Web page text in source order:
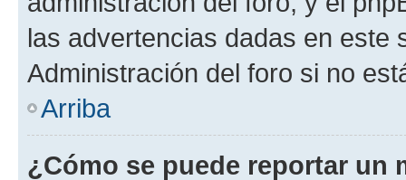
las advertencias dadas en este
Administración del foro si no
Arriba
¿Cómo se puede reportar un